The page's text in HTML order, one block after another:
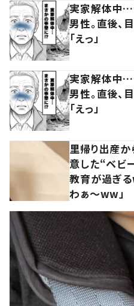
実家解体中…
男性。直後
「えっ」
実家解体中…
男性。直後
「えっ」
里帰り出産
意した“ベビ
教育が過ぎる
わぁ～ww」